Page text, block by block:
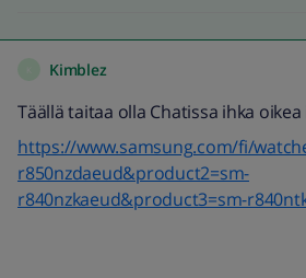
Kimblez
Täällä taitaa olla Chatissa ihka
https://www.samsung.com/fi/
r850nzdaeud&product2=sm-
r840nzkaeud&product3=sm-